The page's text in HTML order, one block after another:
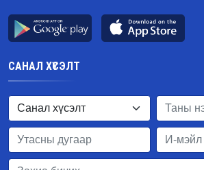
САНАЛ ХҮСЭЛТ